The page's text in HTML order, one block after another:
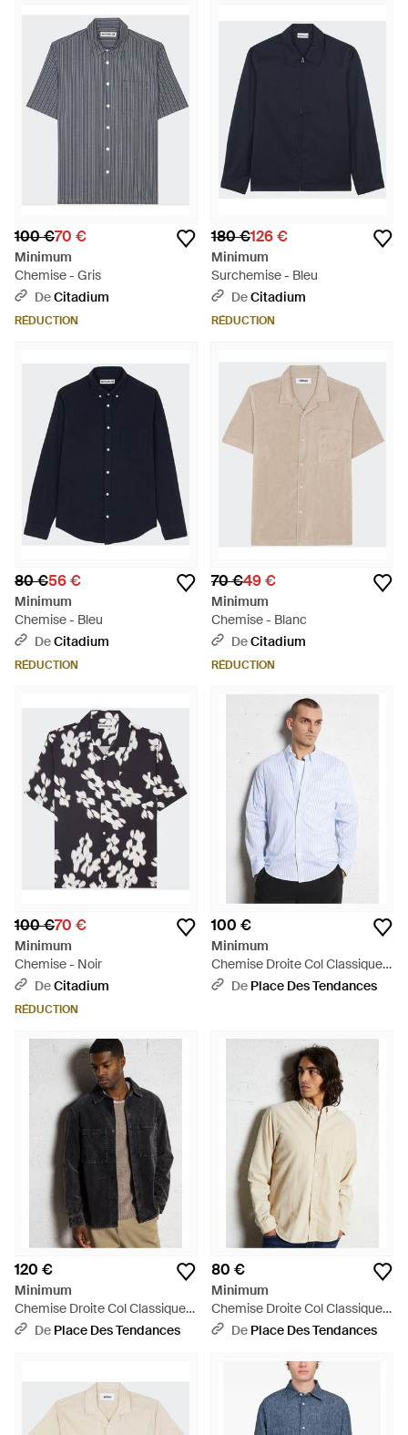
100 €70 €
Minimum
Chemise - Gris
DeCitadium
RÉDUCTION
180 €126 €
Minimum
Surchemise - Bleu
DeCitadium
RÉDUCTION
80 €56 €
Minimum
Chemise - Bleu
DeCitadium
RÉDUCTION
70 €49 €
Minimum
Chemise - Blanc
DeCitadium
RÉDUCTION
100 €70 €
Minimum
Chemise - Noir
DeCitadium
RÉDUCTION
100 €
Minimum
Chemise Droite Col Classique
En Coton Mélangé - Bleu
De Place Des Tendances
120 €
Minimum
Chemise Droite Col Classique
En Coton - Noir
De Place Des Tendances
80 €
Minimum
Chemise Droite Col Classique
En Coton Bio - Neutre
De Place Des Tendances